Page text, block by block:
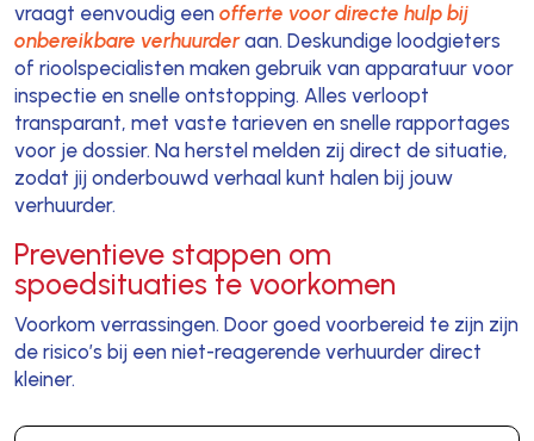
vraagt eenvoudig een offerte voor directe hulp bij
onbereikbare verhuurderaan. Deskundige loodgieters
of rioolspecialisten maken gebruik van apparatuur voor
inspectie en snelle ontstopping. Alles verloopt
transparant, met vaste tarieven en snelle rapportages
voor je dossier. Na herstel melden zij direct de situatie,
zodat jij onderbouwd verhaal kunt halen bij jouw
verhuurder.
Preventieve stappen om
spoedsituaties te voorkomen
Voorkom verrassingen. Door goed voorbereid te zijn zijn
de risico’s bij een niet-reagerende verhuurder direct
kleiner.